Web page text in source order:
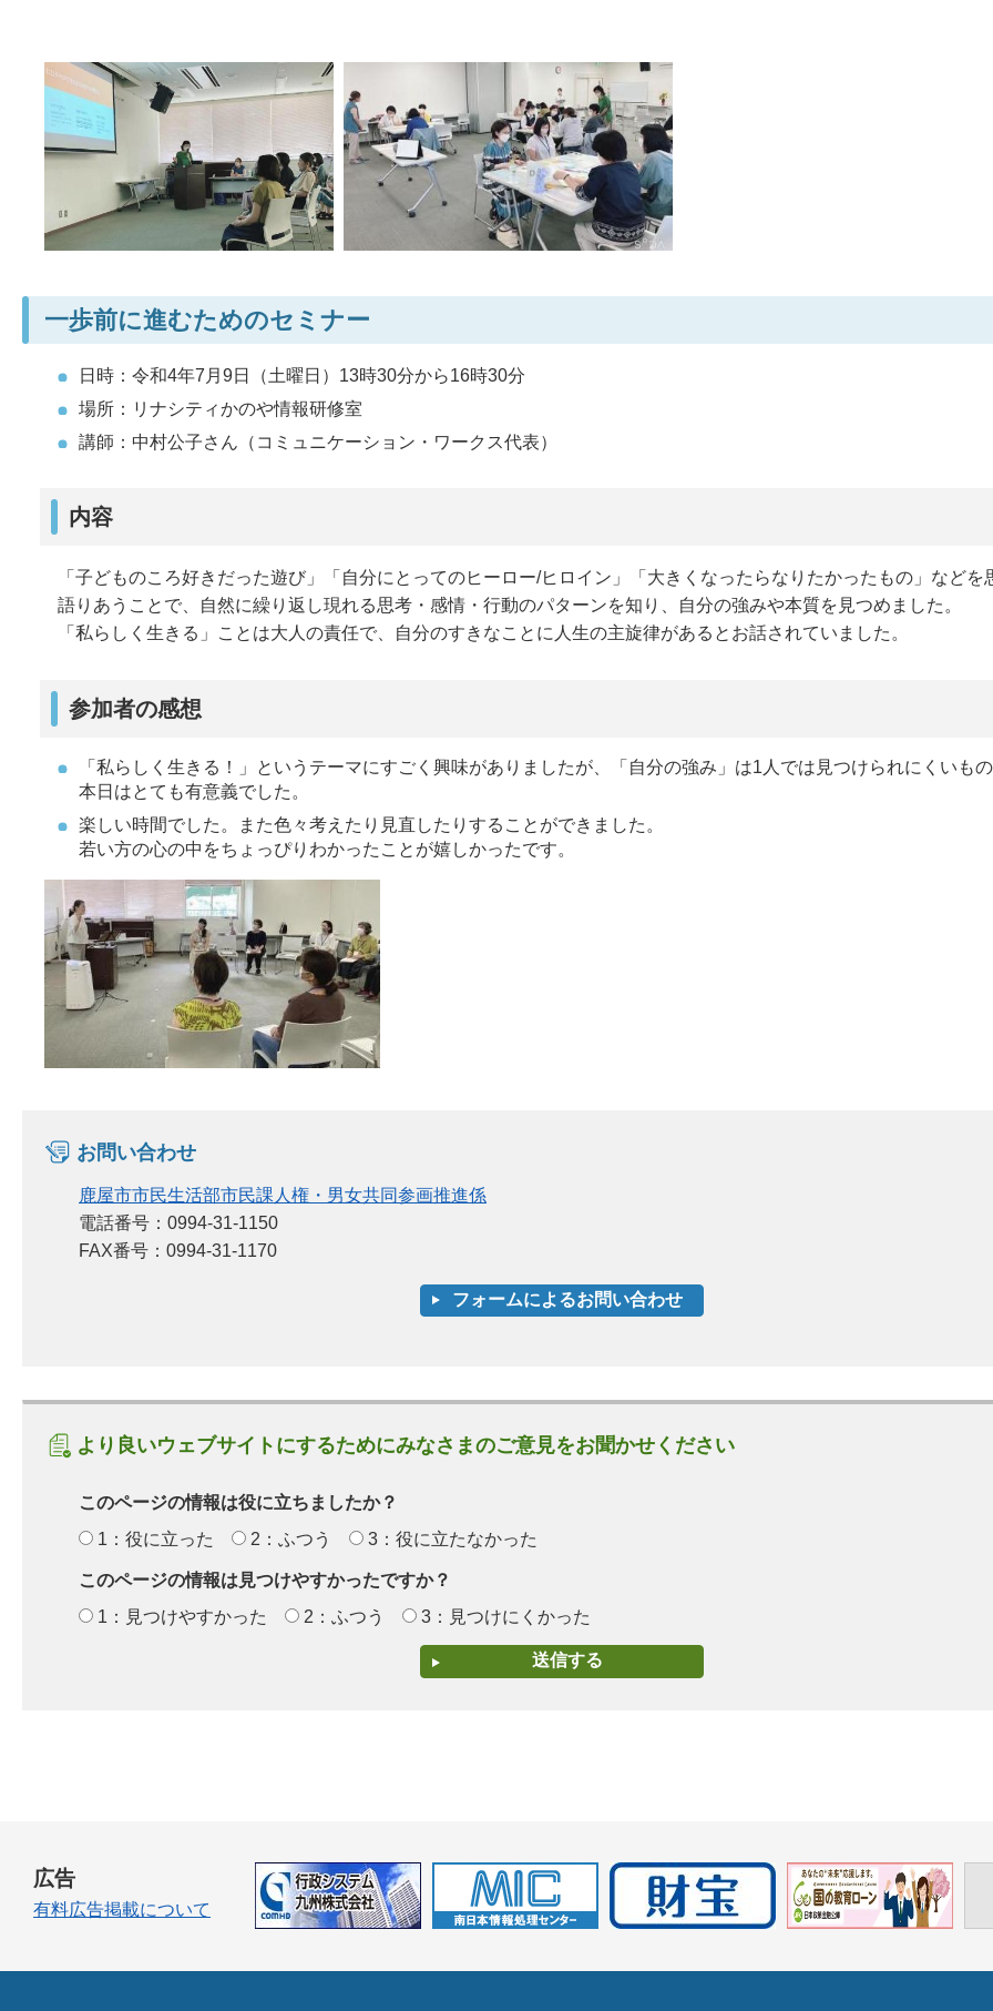
一歩前に進むためのセミナー
日時：令和4年7月9日（土曜日）13時30分から16時30分
場所：リナシティかのや情報研修室
講師：中村公子さん（コミュニケーション・ワークス代表）
内容
「子どものころ好きだった遊び」「自分にとってのヒーロー/ヒロイン」「大きくなったらなりたかったもの」などを
語りあうことで、自然に繰り返し現れる思考・感情・行動のパターンを知り、自分の強みや本質を見つめました。
「私らしく生きる」ことは大人の責任で、自分のすきなことに人生の主旋律があるとお話されていました。
参加者の感想
「私らしく生きる！」というテーマにすごく興味がありましたが、「自分の強み」は1人では見つけられにくいもの
本日はとても有意義でした。
楽しい時間でした。また色々考えたり見直したりすることができました。
若い方の心の中をちょっぴりわかったことが嬉しかったです。
お問い合わせ
鹿屋市市民生活部市民課人権・男女共同参画推進係
電話番号：0994-31-1150
FAX番号：0994-31-1170
より良いウェブサイトにするためにみなさまのご意見をお聞かせください
このページの情報は役に立ちましたか？
1：役に立った
2：ふつう 3：役に立たなかった
このページの情報は見つけやすかったですか？
1：見つけやすかった
2：ふつう 3：見つけにくかった
広告
有料広告掲載について